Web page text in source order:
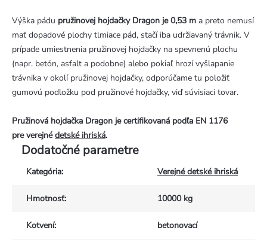
Výška pádu pružinovej hojdačky Dragon je 0,53 m a preto nemusí
mať dopadové plochy tlmiace pád, stačí iba udržiavaný trávnik. V
prípade umiestnenia pružinovej hojdačky na spevnenú plochu
(napr. betón, asfalt a podobne) alebo pokiaľ hrozí vyšlapanie
trávnika v okolí pružinovej hojdačky, odporúčame tu položiť
gumovú podložku pod pružinové hojdačky, viď súvisiaci tovar.
Pružinová hojdačka Dragon je certifikovaná podľa EN 1176
pre verejnédetské ihriská.
Dodatočné parametre
Kategória: Verejné detské ihriská
Hmotnosť: 10000 kg
Kotvení: betonovací